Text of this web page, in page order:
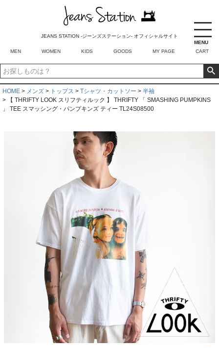
MENU
JEANS STATION -ジーンズステーション- オフィシャルサイト
MEN WOMEN KIDS GOODS MY PAGE CART
HOME メンズ トップス Tシャツ・カットソー
半袖
【 THRIFTY LOOK スリフティルック 】 THRIFTY 「 SMASHING PUMPKINS
」 TEE スマッシング・パンプキンズ ティー TL24S08500